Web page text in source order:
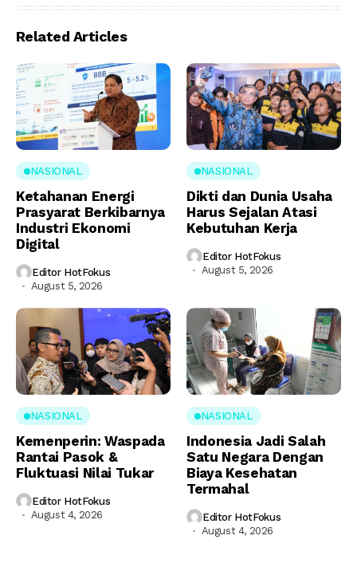
Related Articles
NASIONAL
Ketahanan Energi
Prasyarat Berkibarnya
Industri Ekonomi
Digital
Editor HotFokus
August 5, 2026
NASIONAL
Dikti dan Dunia Usaha
Harus Sejalan Atasi
Kebutuhan Kerja
Editor HotFokus
August 5, 2026
NASIONAL
Kemenperin: Waspada
Rantai Pasok &
Fluktuasi Nilai Tukar
Editor HotFokus
August 4, 2026
NASIONAL
Indonesia Jadi Salah
Satu Negara Dengan
Biaya Kesehatan
Termahal
Editor HotFokus
August 4, 2026